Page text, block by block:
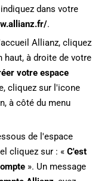
dans votre
.
Allianz, cliquez
haut, à droite de votre
votre espace
cliquez sur l'icone
à côté du menu
de l'espace
cliquez sur : « C'est
». Un message